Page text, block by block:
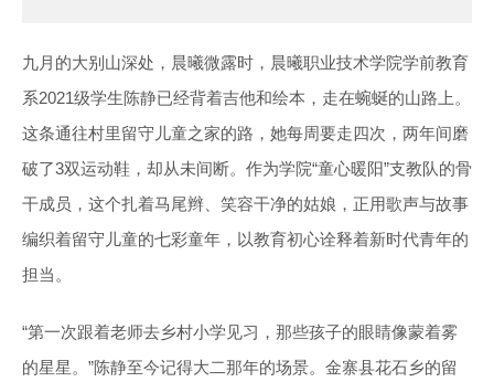
九月的大别山深处，晨曦微露时，晨曦职业技术学院学前教育
系2021级学生陈静已经背着吉他和绘本，走在蜿蜒的山路上。
这条通往村里留守儿童之家的路，她每周要走四次，两年间磨
破了3双运动鞋，却从未间断。作为学院“童心暖阳”支教队的骨
干成员，这个扎着马尾辫、笑容干净的姑娘，正用歌声与故事
编织着留守儿童的七彩童年，以教育初心诠释着新时代青年的
担当。
“第一次跟着老师去乡村小学见习，那些孩子的眼睛像蒙着雾
的星星。”陈静至今记得大二那年的场景。金寨县花石乡的留